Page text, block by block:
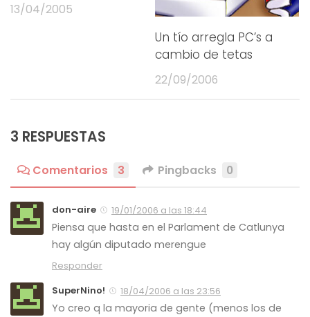
13/04/2005
Un tío arregla PC’s a
cambio de tetas
22/09/2006
3 RESPUESTAS
Comentarios 3 Pingbacks 0
don-aire 19/01/2006 a las 18:44
Piensa que hasta en el Parlament de Catlunya
hay algún diputado merengue
Responder
SuperNino!
18/04/2006 a las 23:56
Yo creo q la mayoria de gente (menos los de